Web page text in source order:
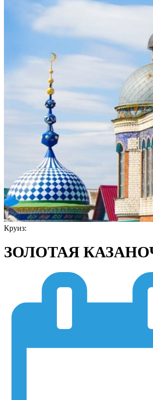
Круиз:
ЗОЛОТАЯ